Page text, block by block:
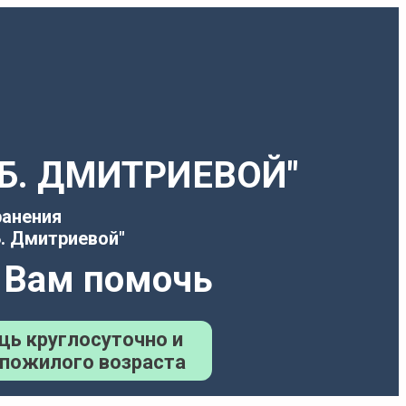
ДМИТРИЕВОЙ"
Дмитриевой"
помочь
круглосуточно и
возраста